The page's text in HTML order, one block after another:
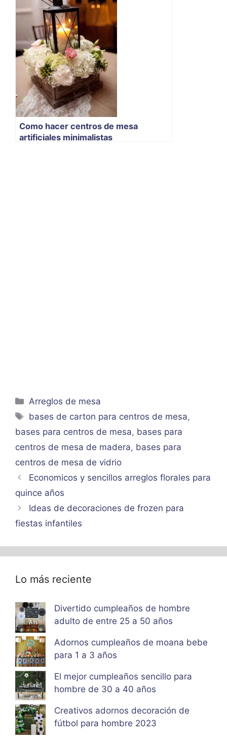
Como hacer centros de mesa
artificiales minimalistas
Categorías
Arreglos de mesa
Etiquetas
bases de carton para centros de mesa,
bases para centros de mesa, bases para
centros de mesa de madera, bases para
centros de mesa de vidrio
Economicos y sencillos arreglos florales para
quince años
Ideas de decoraciones de frozen para
fiestas infantiles
Lo más reciente
Divertido cumpleaños de hombre
adulto de entre 25 a 50 años
Adornos cumpleaños de moana bebe
para 1 a 3 años
El mejor cumpleaños sencillo para
hombre de 30 a 40 años
Creativos adornos decoración de
fútbol para hombre 2023